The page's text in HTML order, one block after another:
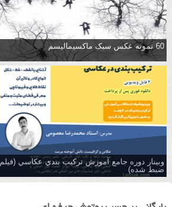
60 نمونه عکس سبک ماکسیمالیسم
وبینار دوره جامع آموزش تركيب بندي عكاسي (فیلم
ضبط شده)